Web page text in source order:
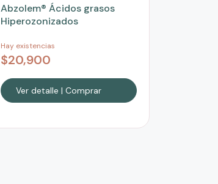
Abzolem® Ácidos grasos
Hiperozonizados
Hay existencias
$20,900
Ver detalle | Comprar